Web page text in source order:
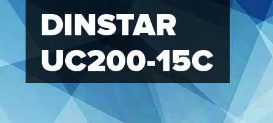
DINSTAR
UC200-15C